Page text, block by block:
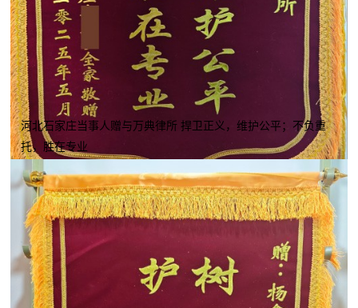
河北石家庄当事人赠与万典律所 捍卫正义，维护公平；不负重
托，胜在专业